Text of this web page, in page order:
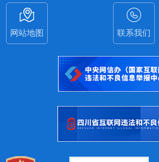
网站地图 联系我们